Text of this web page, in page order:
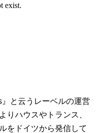
と云うレーベルの運営
りハウスやトランス、
をドイツから発信して